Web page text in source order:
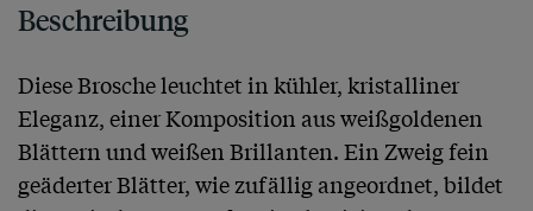
Beschreibung
Diese Brosche leuchtet in kühler, kristalliner
Eleganz, einer Komposition aus weißgoldenen
Blättern und weißen Brillanten. Ein Zweig fein
geäderter Blätter, wie zufällig angeordnet, bildet